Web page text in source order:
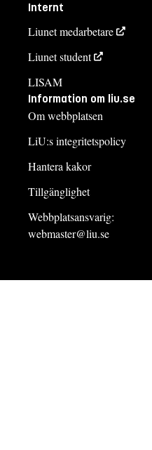
Internt
Liunet medarbetare
Liunet student
LISAM
Information om liu.se
Om webbplatsen
LiU:s integritetspolicy
Hantera kakor
Tillgänglighet
Webbplatsansvarig:
webmaster@liu.se